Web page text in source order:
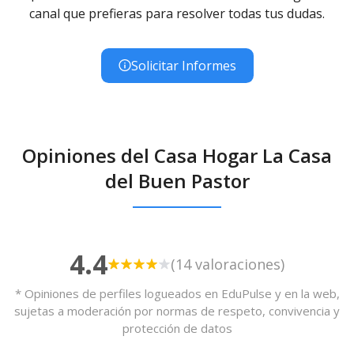
canal que prefieras para resolver todas tus dudas.
Solicitar Informes
Opiniones del Casa Hogar La Casa
del Buen Pastor
4.4 (14 valoraciones)
* Opiniones de perfiles logueados en EduPulse y en la web,
sujetas a moderación por normas de respeto, convivencia y
protección de datos